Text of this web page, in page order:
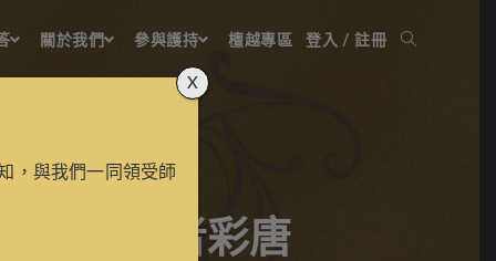
關於我們 參與護持 檀越專區 登入 / 註冊
墮闍尊者彩唐
，與我們一同領受師
X